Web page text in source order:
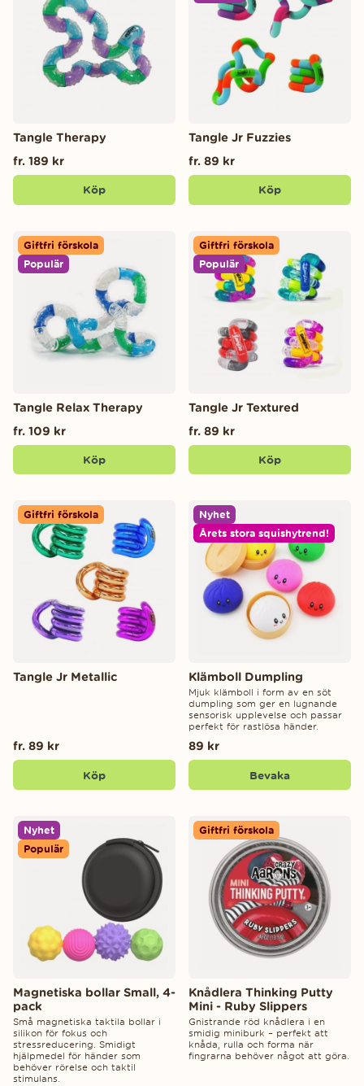
Tangle Therapy
fr. 189 kr
Köp
Tangle Jr Fuzzies
fr. 89 kr
Köp
Giftfri förskola
Populär
Tangle Relax Therapy
fr. 109 kr
Köp
Giftfri förskola
Populär
Tangle Jr Textured
fr. 89 kr
Köp
Giftfri förskola
Tangle Jr Metallic
fr. 89 kr
Köp
Nyhet
Årets stora squishytrend!
Klämboll Dumpling
Mjuk klämboll i form av en söt
dumpling som ger en lugnande
sensorisk upplevelse och passar
perfekt för rastlösa händer.
89 kr
Bevaka
Nyhet
Populär
Magnetiska bollar Small, 4-
pack
Små magnetiska taktila bollar i
silikon för fokus och
stressreducering. Smidigt
hjälpmedel för händer som
behöver rörelse och taktil
stimulans.
Giftfri förskola
Knådlera Thinking Putty
Mini - Ruby Slippers
Gnistrande röd knådlera i en
smidig miniburk – perfekt att
knåda, rulla och forma när
fingrarna behöver något att göra.